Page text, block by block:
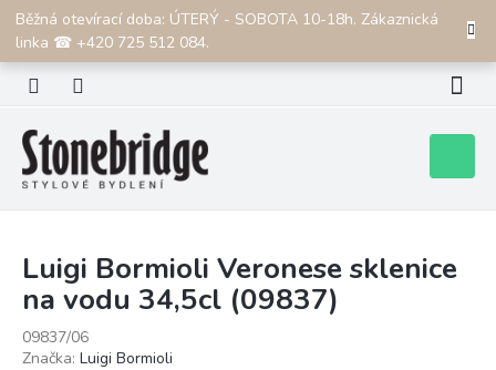
Přejít
obsah
Běžná otevírací doba: ÚTERÝ - SOBOTA 10-18h. Zákaznická
linka ☎ +420 725 512 084.
CZK
košík
Luigi Bormioli Veronese sklenice
na vodu 34,5cl (09837)
09837/06
Značka: Luigi Bormioli